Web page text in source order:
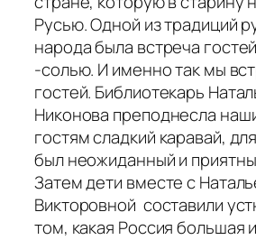
Русью. Одной из традиций
народа была встреча
-солью. И именно так мы
гостей. Библиотекарь
Никонова преподнесла
гостям сладкий каравай,
был неожиданный и
Затем дети вместе с
Викторовной составили
том, какая Россия большая